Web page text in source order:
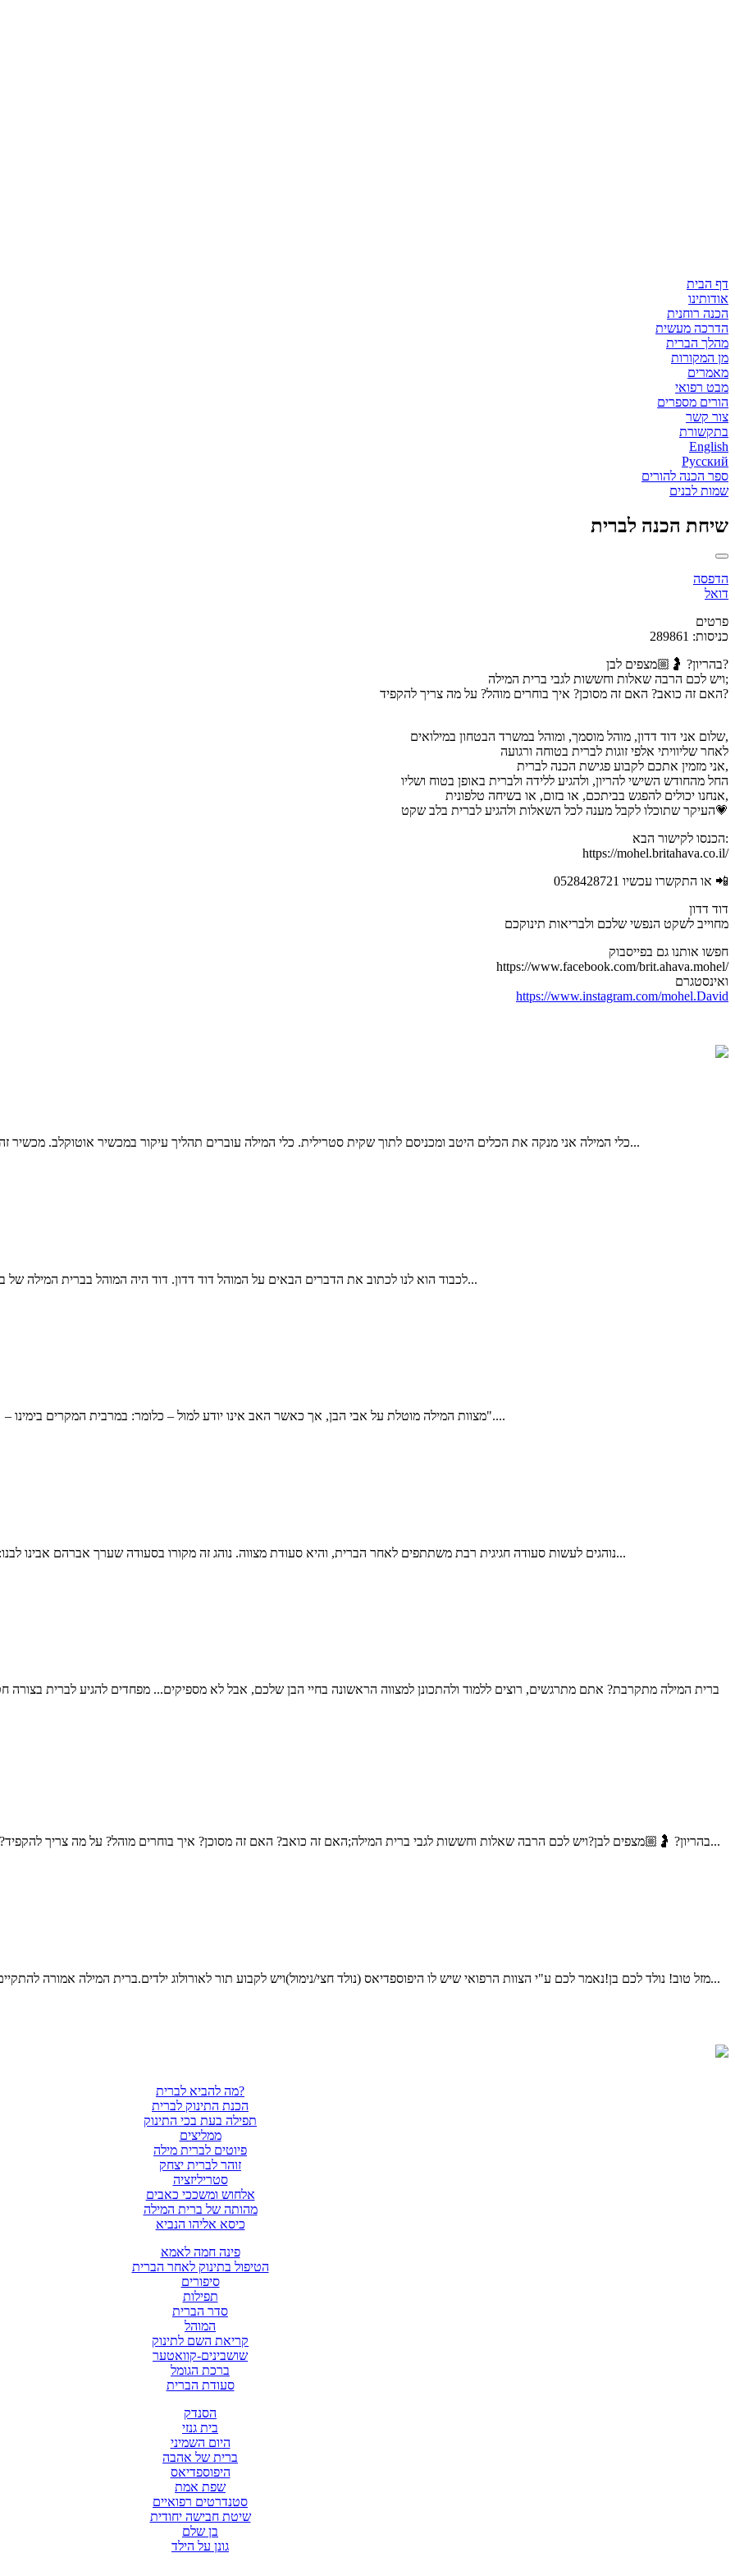
דף הבית
אודותינו
הכנה רוחנית
הדרכה מעשית
מהלך הברית
מן המקורות
מאמרים
מבט רפואי
הורים מספרים
צור קשר
בתקשורת
English
Русский
ספר הכנה להורים
שמות לבנים
שיחת הכנה לברית
הדפסה
דואל
פרטים
כניסות: 289861
בהריון? 🤰🏼מצפים לבן?
ויש לכם הרבה שאלות וחששות לגבי ברית המילה;
האם זה כואב? האם זה מסוכן? איך בוחרים מוהל? על מה צריך להקפיד?
שלום אני דוד דדון, מוהל מוסמך, ומוהל במשרד הבטחון במילואים,
לאחר שליוויתי אלפי זוגות לברית בטוחה ורגועה
אני מזמין אתכם לקבוע פגישת הכנה לברית,
החל מהחודש השישי להריון, ולהגיע ללידה ולברית באופן בטוח ושליו
אנחנו יכולים להפגש בביתכם, או בזום, או בשיחה טלפונית,
העיקר שתוכלו לקבל מענה לכל השאלות ולהגיע לברית בלב שקט💗
הכנסו לקישור הבא:
https://mohel.britahava.co.il/
או התקשרו עכשיו 0528428721 📲
דוד דדון
מחוייב לשקט הנפשי שלכם ולבריאות תינוקכם
חפשו אותנו גם בפייסבוק
https://www.facebook.com/brit.ahava.mohel/
ואינסטגרם
https://www.instagram.com/mohel.David
כלי המילה אני מנקה את הכלים היטב ומכניסם לתוך שקית סטרילית. כלי המילה עוברים תהליך עיקור במכשיר אוטוקלב. מכשיר זה משמש לעיקור כלי ניתוח במרפאות כירורגיות ובחדרי ניתוח. לאחר העיקור...
לכבוד הוא לנו לכתוב את הדברים הבאים על המוהל דוד דדון. דוד היה המוהל בברית המילה של בננו. דוד הוא אדם יחיד ומיוחד. הגענו אליו דרך המלצה חמה של הרב שחיתן...
מצוות המילה מוטלת על אבי הבן, אך כאשר האב אינו יודע למול – כלומר: במרבית המקרים בימינו – הוא ממנה את המוהל כשליחו על-פי הכלל ההלכתי: "שלוחו של אדם כמותו"....
נוהגים לעשות סעודה חגיגית רבת משתתפים לאחר הברית, והיא סעודת מצווה. נוהג זה מקורו בסעודה שערך אברהם אבינו לבנו: "וַיַּעַשׂ אַבְרָהָם מִשְׁתֶּה גָדוֹל בְּיוֹם הִגָּמֵל אֶת יִצְחָק" (בראשית כ"א 8). דרכו...
ברית המילה מתקרבת? אתם מתרגשים, רוצים ללמוד ולהתכונן למצווה הראשונה בחיי הבן שלכם, אבל לא מספיקים... מפחדים להגיע לברית
בהריון? 🤰🏼מצפים לבן?ויש לכם הרבה שאלות וחששות לגבי ברית המילה;האם זה כואב? האם זה מסוכן? איך בוחרים מוהל? על מה צריך להקפיד? שלום אני דוד דדון, מוהל מוסמך, ומוהל במשרד הבטחון...
מזל טוב! נולד לכם בן!נאמר לכם ע"י הצוות הרפואי שיש לו היפוספדיאס (נולד חצי/נימול)ויש לקבוע תור לאורולוג ילדים.ברית המילה אמורה להתקיים עוד מספר ימים, עולים לכם הרבה שאלות וחששות,מה ההשלכות...
מה להביא לברית?
הכנת התינוק לברית
תפילה בעת בכי התינוק
ממליצים
פיוטים לברית מילה
זוהר לברית יצחק
סטריליזציה
אלחוש ומשככי כאבים
מהותה של ברית המילה
כיסא אליהו הנביא
פינה חמה לאמא
הטיפול בתינוק לאחר הברית
סיפורים
תפילות
סדר הברית
המוהל
קריאת השם לתינוק
שושבינים-קוואטער
ברכת הגומל
סעודת הברית
הסנדק
בית גנזי
היום השמיני
ברית של אהבה
היפוספדיאס
שפת אמת
סטנדרטים רפואיים
שיטת חבישה יחודית
בן שלם
גונן על הילד